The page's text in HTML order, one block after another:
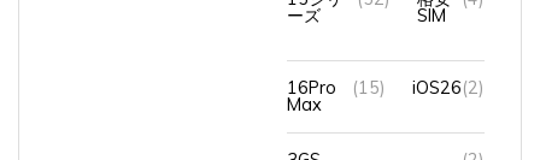
16Pro
Max
(15) iOS26(2)
3GS (2)